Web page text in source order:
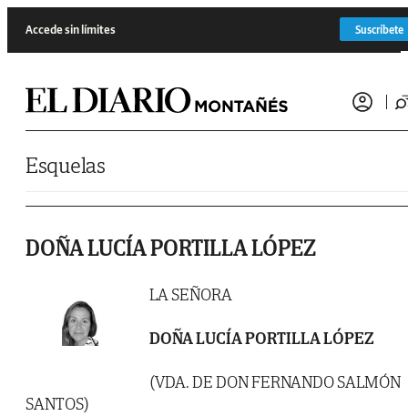
Accede sin límites Suscríbete
Esquelas
DOÑA LUCÍA PORTILLA LÓPEZ
LA SEÑORA
DOÑA LUCÍA PORTILLA LÓPEZ
(VDA. DE DON FERNANDO SALMÓN
SANTOS)